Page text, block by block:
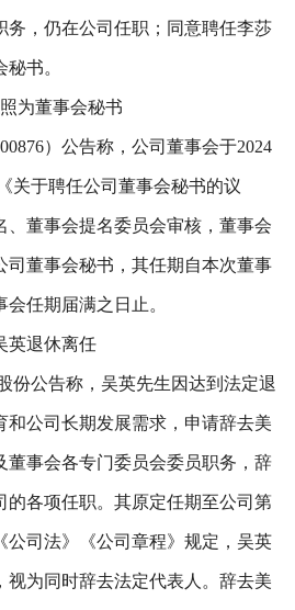
务，仍在公司任职；同意聘任李莎
书。
为董事会秘书
）公告称，公司董事会于2024
关于聘任公司董事会秘书的议
、董事会提名委员会审核，董事会
司董事会秘书，其任期自本次董事
任期届满之日止。
英退休离任
份公告称，吴英先生因达到法定退
和公司长期发展需求，申请辞去美
董事会各专门委员会委员职务，辞
的各项任职。其原定任期至公司第
公司法》《公司章程》规定，吴英
视为同时辞去法定代表人。辞去美